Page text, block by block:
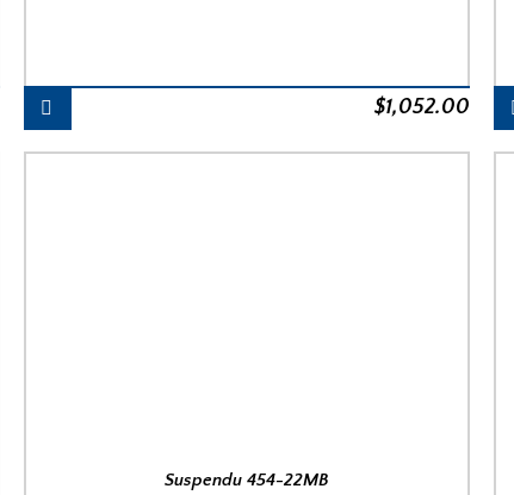
$1,052.00
Suspendu 454-22MB